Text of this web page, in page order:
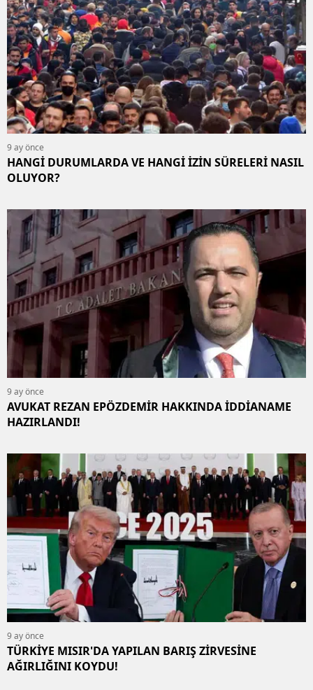
9 ay önce
HANGİ DURUMLARDA VE HANGİ İZİN SÜRELERİ NASIL
OLUYOR?
9 ay önce
AVUKAT REZAN EPÖZDEMİR HAKKINDA İDDİANAME
HAZIRLANDI!
9 ay önce
TÜRKİYE MISIR'DA YAPILAN BARIŞ ZİRVESİNE
AĞIRLIĞINI KOYDU!